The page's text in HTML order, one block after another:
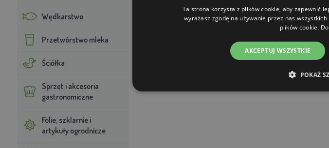
Wędkarstwo
Przetwórstwo mleka
Ściółka
Sprzęt i akcesoria
gastronomiczne
Folie, szklarnie i
artykuły ogrodnicze
Ta strona korzysta z plików cookie, aby zapewnić
wyrażasz zgodę na używanie przez nas
plików cookie.
AKCEPTUJ WSZYSTKIE
POKAŻ